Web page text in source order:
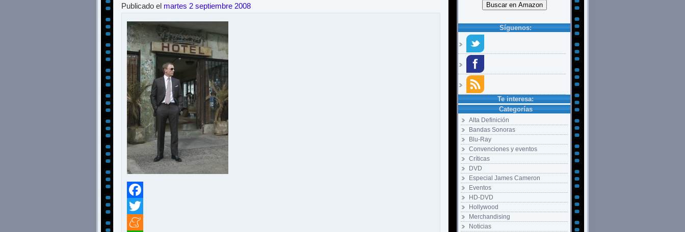
Síguenos:
Te interesa:
Categorías
Alta Definición
Bandas Sonoras
Blu-Ray
Convenciones y eventos
Críticas
DVD
Especial James Cameron
Eventos
HD-DVD
Hollywood
Merchandising
Noticias
Publicado el martes 2 septiembre 2008
Facebook
Twitter